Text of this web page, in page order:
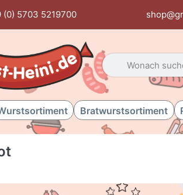
(0) 5703 5219700
Geben Sie einen
Bratwurstsortiment